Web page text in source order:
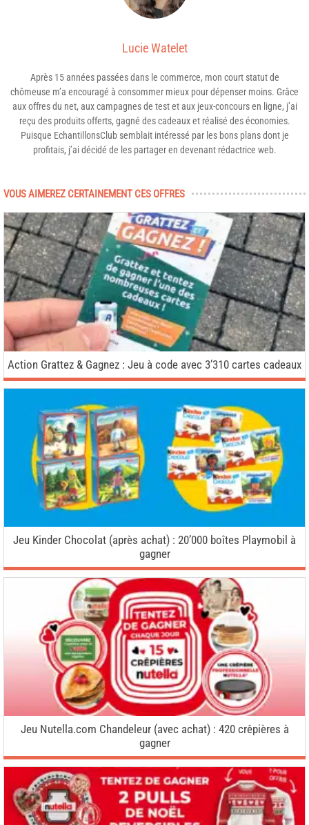
Lucie Watelet
Après 15 années passées dans le commerce, mon court statut de
chômeuse m’a encouragé à consommer mieux pour dépenser moins. Grâce
aux offres du net, aux campagnes de test et aux jeux-concours en ligne, j’ai
reçu des produits offerts, gagné des cadeaux et réalisé des économies.
Puisque EchantillonsClub semblait intéressé par les bons plans dont je
profitais, j’ai décidé de les partager en devenant rédactrice web.
VOUS AIMEREZ CERTAINEMENT CES OFFRES
Action Grattez & Gagnez : Jeu à code avec 3’310 cartes cadeaux
Jeu Kinder Chocolat (après achat) : 20’000 boîtes Playmobil à
gagner
Jeu Nutella.com Chandeleur (avec achat) : 420 crêpières à
gagner